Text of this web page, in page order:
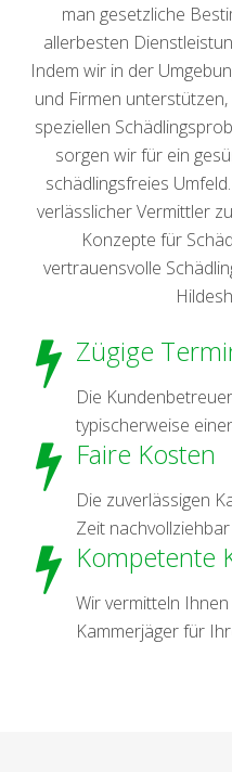
man gesetzliche
allerbesten
Indem wir in der
und Firmen
speziellen
sorgen wir für ein
schädlingsfreies
verlässlicher Vermittler
Konzepte für
vertrauensvolle
Zügige
Die
typischerweise
Faire Kosten
Die zuverlässigen
Zeit nachvollziehbar
Kompetente
Wir vermitteln
Kammerjäger für